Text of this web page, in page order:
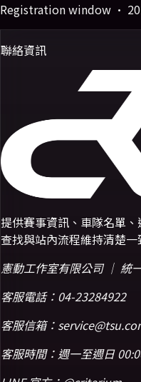
Registration window ·
聯絡資訊
提供賽事資訊、車隊名單
查找與站內流程維持清楚一
憲動工作室有限公司 ｜ 統
客服電話： 04-23284922
客服信箱：
客服時間：週一至週日